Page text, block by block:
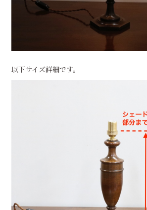
以下サイズ詳細です。